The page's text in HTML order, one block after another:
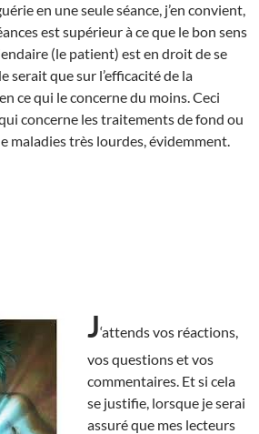
en une seule séance, j’en convient,
est supérieur à ce que le bon sens
(le patient) est en droit de se
serait que sur l’efficacité de la
ce qui le concerne du moins. Ceci
qui concerne les traitements de fond ou
maladies très lourdes, évidemment.
J‘attends vos réactions,
vos questions et vos
commentaires. Et si cela
se justifie, lorsque je serai
assuré que mes lecteurs